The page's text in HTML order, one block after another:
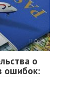
0
о
ошибок: